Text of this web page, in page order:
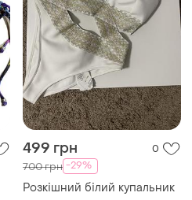
499 грн 0
700 грн -29%
Розкішний білий купальник